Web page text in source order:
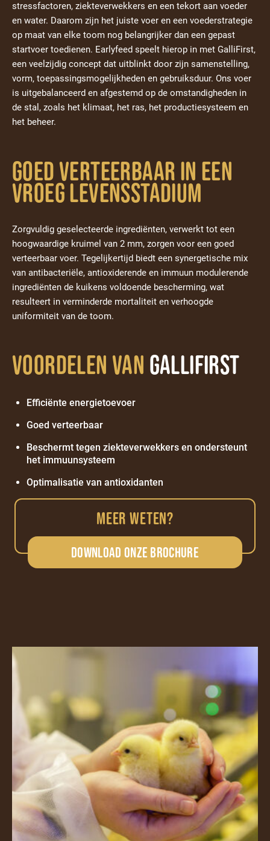
stressfactoren, ziekteverwekkers en een tekort aan voeder
en water. Daarom zijn het juiste voer en een voederstrategie
op maat van elke toom nog belangrijker dan een gepast
startvoer toedienen. Earlyfeed speelt hierop in met GalliFirst,
een veelzijdig concept dat uitblinkt door zijn samenstelling,
vorm, toepassingsmogelijkheden en gebruiksduur. Ons voer
is uitgebalanceerd en afgestemd op de omstandigheden in
de stal, zoals het klimaat, het ras, het productiesysteem en
het beheer.
Goed verteerbaar in een
vroeg levensstadium
Zorgvuldig geselecteerde ingrediënten, verwerkt tot een
hoogwaardige kruimel van 2 mm, zorgen voor een goed
verteerbaar voer. Tegelijkertijd biedt een synergetische mix
van antibacteriële, antioxiderende en immuun modulerende
ingrediënten de kuikens voldoende bescherming, wat
resulteert in verminderde mortaliteit en verhoogde
uniformiteit van de toom.
voordelen van GalliFIRST
Efficiënte energietoevoer
Goed verteerbaar
Beschermt tegen ziekteverwekkers en ondersteunt
het immuunsysteem
Optimalisatie van antioxidanten
MEER WETEN?
Download onze brochure